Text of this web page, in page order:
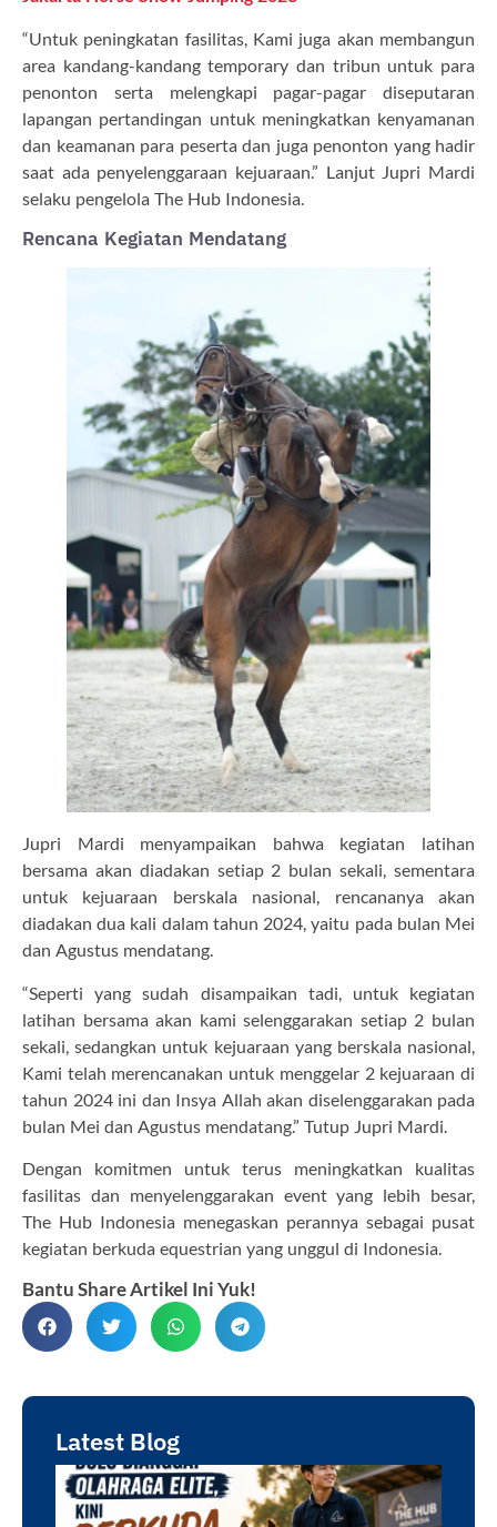
“Untuk peningkatan fasilitas, Kami juga akan membangun
area kandang-kandang temporary dan tribun untuk para
penonton serta melengkapi pagar-pagar diseputaran
lapangan pertandingan untuk meningkatkan kenyamanan
dan keamanan para peserta dan juga penonton yang hadir
saat ada penyelenggaraan kejuaraan.” Lanjut Jupri Mardi
selaku pengelola The Hub Indonesia.
Rencana Kegiatan Mendatang
Jupri Mardi menyampaikan bahwa kegiatan latihan
bersama akan diadakan setiap 2 bulan sekali, sementara
untuk kejuaraan berskala nasional, rencananya akan
diadakan dua kali dalam tahun 2024, yaitu pada bulan Mei
dan Agustus mendatang.
“Seperti yang sudah disampaikan tadi, untuk kegiatan
latihan bersama akan kami selenggarakan setiap 2 bulan
sekali, sedangkan untuk kejuaraan yang berskala nasional,
Kami telah merencanakan untuk menggelar 2 kejuaraan di
tahun 2024 ini dan Insya Allah akan diselenggarakan pada
bulan Mei dan Agustus mendatang.” Tutup Jupri Mardi.
Dengan komitmen untuk terus meningkatkan kualitas
fasilitas dan menyelenggarakan event yang lebih besar,
The Hub Indonesia menegaskan perannya sebagai pusat
kegiatan berkuda equestrian yang unggul di Indonesia.
Bantu Share Artikel Ini Yuk!
Latest Blog